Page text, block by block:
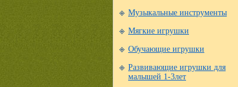
Музыкальные инструменты
Мягкие игрушки
Обучающие игрушки
Развивающие игрушки для
малышей 1-3лет